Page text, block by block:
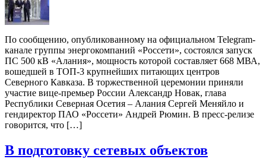
По сообщению, опубликованному на официальном Telegram-
канале группы энергокомпаний «Россети», состоялся запуск
ПС 500 кВ «Алания», мощность которой составляет 668 МВА,
вошедшей в ТОП-3 крупнейших питающих центров
Северного Кавказа. В торжественной церемонии приняли
участие вице-премьер России Александр Новак, глава
Республики Северная Осетия – Алания Сергей Меняйло и
гендиректор ПАО «Россети» Андрей Рюмин. В пресс-релизе
говорится, что […]
В подготовку сетевых объектов